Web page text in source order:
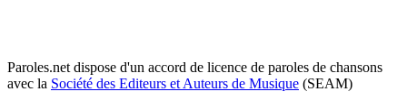
Paroles.net dispose d'un accord de licence de paroles de chansons
avec la Société des Editeurs et Auteurs de Musique (SEAM)